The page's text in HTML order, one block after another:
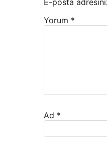
E-posta
Yorum *
Ad *